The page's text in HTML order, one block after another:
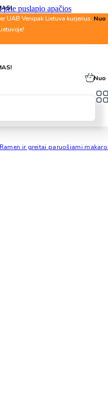
prie puslapio apačios
UAB Venipak Lietuva kurjerius. Nuo
UAB Venipak Lietuva kurjerius.Nuo
Ramen ir greitai paruošiami